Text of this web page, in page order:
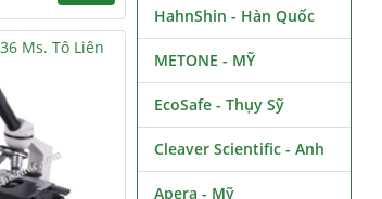
Ms. Tô Liên
HahnShin - Hàn Quốc
METONE - MỸ
EcoSafe - Thụy Sỹ
Cleaver Scientific - Anh
Apera - Mỹ